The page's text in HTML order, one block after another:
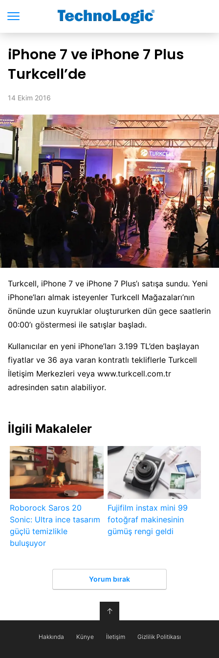
iPhone 7 ve iPhone 7 Plus
Turkcell’de
14 Ekim 2016
Turkcell, iPhone 7 ve iPhone 7 Plus’ı satışa sundu. Yeni
iPhone’ları almak isteyenler Turkcell Mağazaları’nın
önünde uzun kuyruklar oluştururken dün gece saatlerin
00:00’ı göstermesi ile satışlar başladı.
Kullanıcılar en yeni iPhone’ları 3.199 TL’den başlayan
fiyatlar ve 36 aya varan kontratlı tekliflerle Turkcell
İletişim Merkezleri veya www.turkcell.com.tr
adresinden satın alabiliyor.
İlgili Makaleler
Roborock Saros 20
Sonic: Ultra ince tasarım
güçlü temizlikle
buluşuyor
Fujifilm instax mini 99
fotoğraf makinesinin
gümüş rengi geldi
Yorum bırak
↑
Hakkında Künye İletişim Gizlilik Politikası